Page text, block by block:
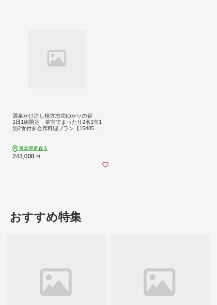
源泉かけ流し棟方志功ゆかりの宿
1日1組限定 茶室でまったり2名1室1
泊2食付き会席料理プラン【154858
青森県青森市
243,000 円
おすすめ特集